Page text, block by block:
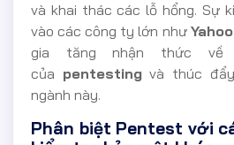
và khai thác các lỗ hổng. Sự
vào các công ty lớn như Yahoo
gia tăng nhận thức về
của pentestingvà thúc
ngành này.
Phân biệt Pentest với